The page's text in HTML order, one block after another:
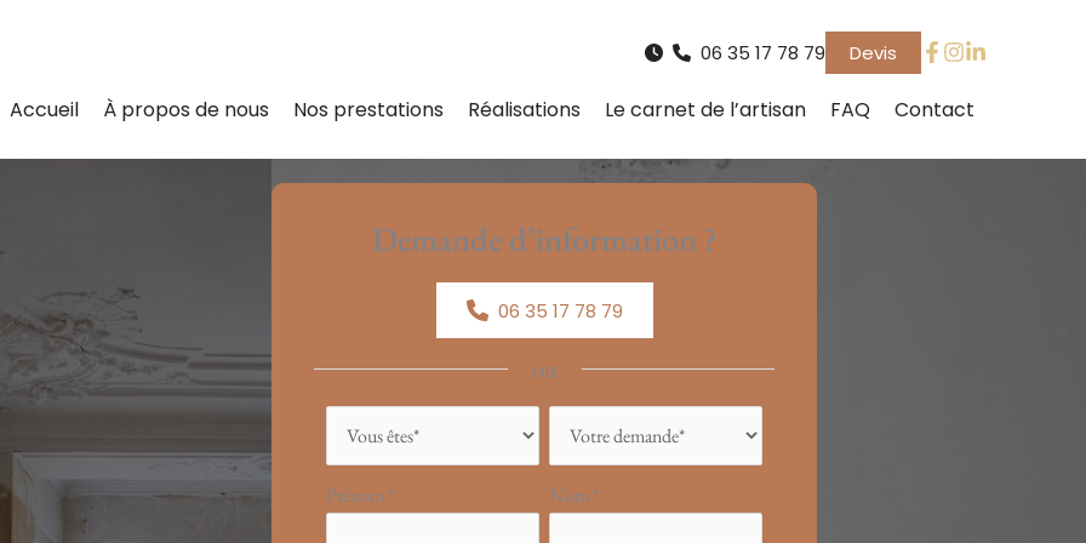
Accueil À propos de nous Nos prestations Réalisations Le carnet de l’artisan FAQ Contact
06 35 17 78 79 Devis
Demande d’information ?
06 35 17 78 79
ou
avec
Prénom* Nom*